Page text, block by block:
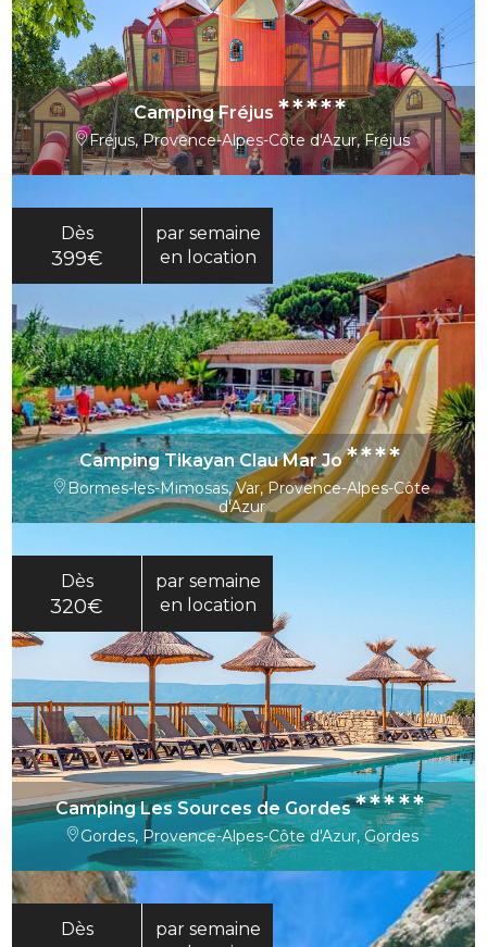
Camping Fréjus *****
Fréjus, Provence-Alpes-Côte d'Azur, Fréjus
Dès
399€
par semaine
en location
Camping Tikayan Clau Mar Jo****
Bormes-les-Mimosas, Var, Provence-Alpes-Côte
d'Azur
Dès
320€
par semaine
en location
Camping Les Sources de Gordes*****
Gordes, Provence-Alpes-Côte d'Azur, Gordes
Dès
par semaine